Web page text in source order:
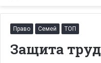
Право Семей ТОП
Защита